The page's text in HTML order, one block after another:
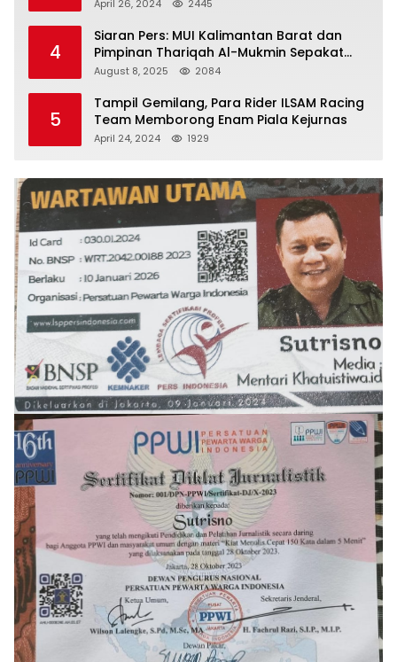
April 26, 2024 2445
4
Siaran Pers: MUI Kalimantan Barat dan
Pimpinan Thariqah Al-Mukmin Sepakat
Jaga Umat
August 8, 2025 2084
5
Tampil Gemilang, Para Rider ILSAM Racing
Team Memborong Enam Piala Kejurnas
April 24, 2024 1929